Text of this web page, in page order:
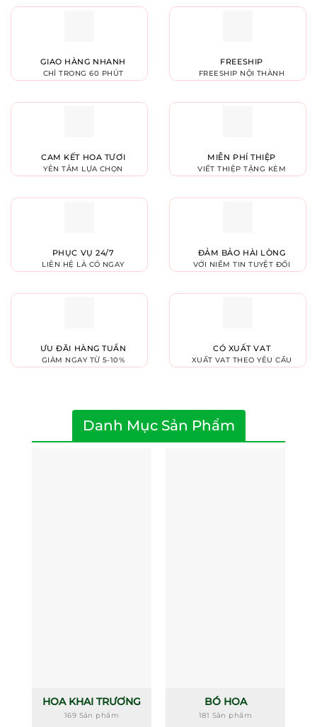
GIAO HÀNG NHANH
CHỈ TRONG 60 PHÚT
FREESHIP
FREESHIP NỘI THÀNH
CAM KẾT HOA TƯƠI
YÊN TÂM LỰA CHỌN
MIỄN PHÍ THIỆP
VIẾT THIỆP TẶNG KÈM
PHỤC VỤ 24/7
LIÊN HỆ LÀ CÓ NGAY
ĐẢM BẢO HÀI LÒNG
VỚI NIỀM TIN TUYỆT ĐỐI
ƯU ĐÃI HÀNG TUẦN
GIẢM NGAY TỪ 5-10%
CÓ XUẤT VAT
XUẤT VAT THEO YÊU CẦU
Danh Mục Sản Phẩm
HOA KHAI TRƯƠNG
169 Sản phẩm
BÓ HOA
181 Sản phẩm